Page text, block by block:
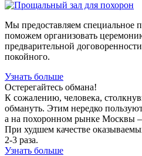
Мы предоставляем специальное
поможем организовать
предварительной
покойного.
Узнать больше
Остерегайтесь обмана!
К сожалению, человека,
обмануть. Этим нередко
а на похоронном рынке Москвы
При худшем качестве
2-3 раза.
Узнать больше